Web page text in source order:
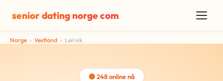
senior dating norge com
Norge › Vestland › Leirvik
🔴 248 online nå